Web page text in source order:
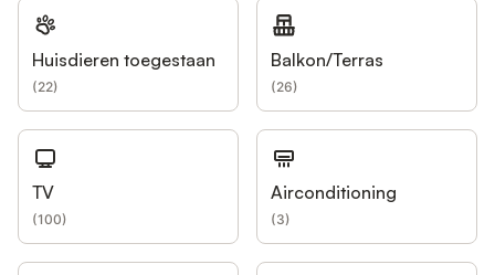
Huisdieren toegestaan
(22)
Balkon/Terras
(26)
TV
(100)
Airconditioning
(3)